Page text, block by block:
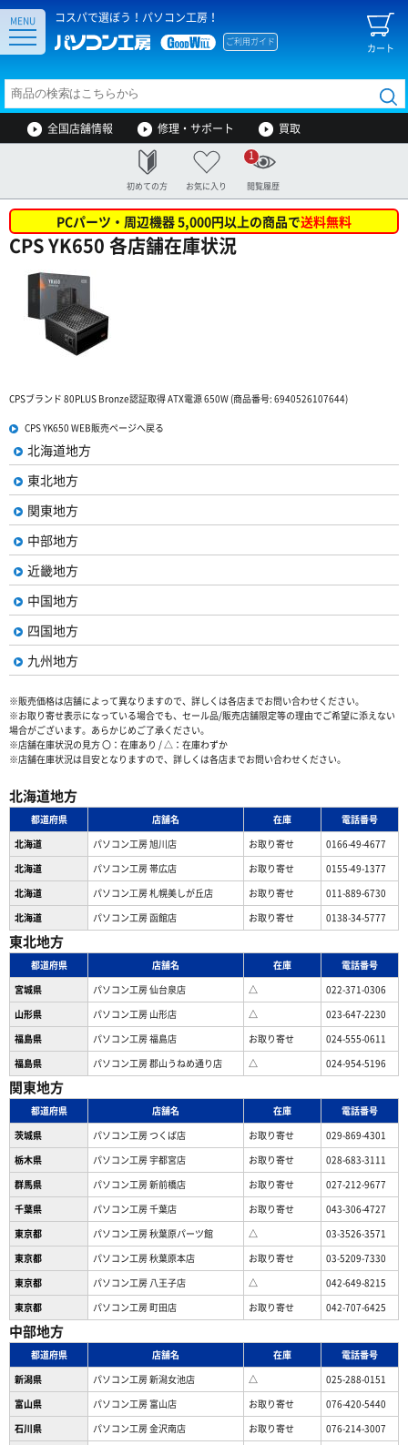
コスパで選ぼう！パソコン工房！
カート
ご利用ガイド
MENU
全国店舗情報 修理・サポート 買取
初めての方 お気に入り 閲覧履歴
1
PCパーツ・周辺機器 5,000円以上の商品で送料無料
CPS YK650 各店舗在庫状況
CPSブランド 80PLUS Bronze認証取得 ATX電源 650W (商品番号: 6940526107644)
CPS YK650 WEB販売ページへ戻る
北海道地方
東北地方
関東地方
中部地方
近畿地方
中国地方
四国地方
九州地方
※販売価格は店舗によって異なりますので、詳しくは各店までお問い合わせください。
※お取り寄せ表示になっている場合でも、セール品/販売店舗限定等の理由でご希望に添えない
場合がございます。あらかじめご了承ください。
※店舗在庫状況の見方 〇：在庫あり / △：在庫わずか
※店舗在庫状況は目安となりますので、詳しくは各店までお問い合わせください。
北海道地方
都道府県 店舗名 在庫
電話番号
北海道
パソコン工房 旭川店 お取り寄せ
0166-49-4677
北海道
パソコン工房 帯広店 お取り寄せ
0155-49-1377
北海道
パソコン⼯房 札幌美しが丘店 お取り寄せ
011-889-6730
北海道
パソコン工房 函館店 お取り寄せ 0138-34-5777
東北地方
都道府県 店舗名 在庫
電話番号
宮城県
パソコン工房 仙台泉店 △
022-371-0306
山形県
パソコン工房 山形店 △
023-647-2230
福島県
パソコン工房 福島店 お取り寄せ
024-555-0611
福島県
パソコン工房 郡山うねめ通り店 △ 024-954-5196
関東地方
都道府県 店舗名 在庫
電話番号
茨城県
パソコン工房 つくば店 お取り寄せ
029-869-4301
栃木県
パソコン工房 宇都宮店 お取り寄せ
028-683-3111
群馬県
パソコン工房 新前橋店 お取り寄せ
027-212-9677
千葉県
パソコン工房 千葉店 お取り寄せ
043-306-4727
東京都
パソコン工房 秋葉原パーツ館 △
03-3526-3571
東京都
パソコン工房 秋葉原本店 お取り寄せ
03-5209-7330
東京都
パソコン工房 八王子店 △
042-649-8215
東京都
パソコン工房 町田店 お取り寄せ 042-707-6425
中部地方
都道府県 店舗名 在庫
電話番号
新潟県
パソコン工房 新潟女池店 △
025-288-0151
富山県
パソコン工房 富山店 お取り寄せ
076-420-5440
石川県
パソコン工房 金沢南店 お取り寄せ
076-214-3007